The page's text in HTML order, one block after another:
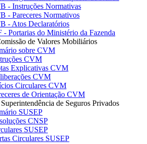
- Instruções Normativas
- Pareceres Normativos
- Atos Declaratórios
- Portarias do Ministério da Fazenda
de Valores Mobiliários
sobre CVM
CVM
Explicativas CVM
CVM
Circulares CVM
de Orientação CVM
de Seguros Privados
SUSEP
CNSP
SUSEP
Circulares SUSEP